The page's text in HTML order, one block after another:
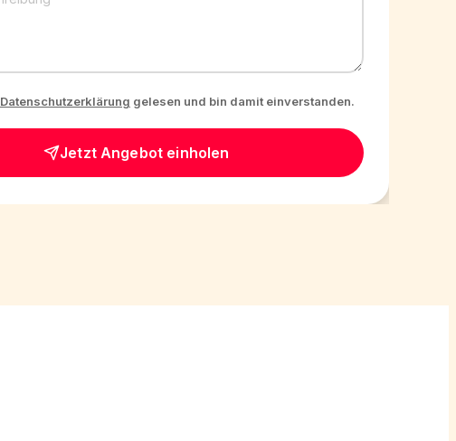
Datenschutzerklärung gelesen und bin damit einverstanden.
Jetzt Angebot einholen